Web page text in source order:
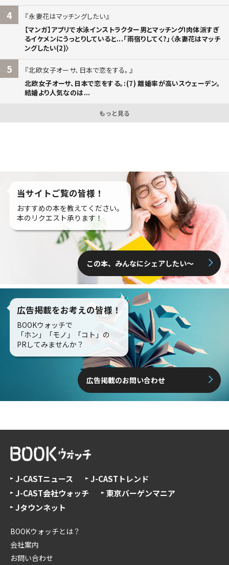
4
永妻花はマッチングしたい
【マンガ】アプリで水泳インストラクター男とマッチング!肉体派すぎ
るイケメンにうっとりしていると...「雨宿りしてく?」〈永妻花はマッチ
ングしたい(2)〉
5
北欧女子オーサ、日本で恋をする。
北欧女子オーサ、日本で恋をする。:(7) 離婚率が高いスウェーデン。
結婚より人気なのは...
もっと見る
当サイトご覧の皆様！
おすすめの本を教えてください。
本のリクエスト承ります！
この本、みんなにシェアしたい〜
広告掲載をお考えの皆様！
BOOKウォッチで
「ホン」「モノ」「コト」の
PRしてみませんか？
広告掲載のお問い合わせ
J-CASTニュース
J-CASTトレンド
J-CAST会社ウォッチ
東京バーゲンマニア
Jタウンネット
BOOKウォッチとは？
会社案内
お問い合わせ